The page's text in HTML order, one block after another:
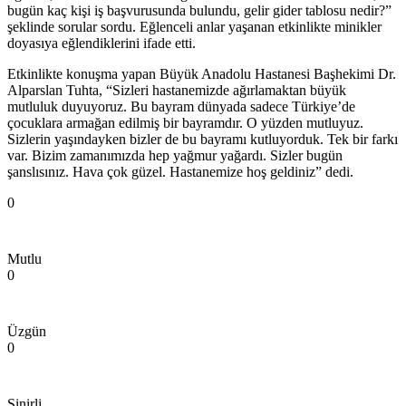
bugün kaç kişi iş başvurusunda bulundu, gelir gider tablosu nedir?”
şeklinde sorular sordu. Eğlenceli anlar yaşanan etkinlikte minikler
doyasıya eğlendiklerini ifade etti.
Etkinlikte konuşma yapan Büyük Anadolu Hastanesi Başhekimi Dr.
Alparslan Tuhta, “Sizleri hastanemizde ağırlamaktan büyük
mutluluk duyuyoruz. Bu bayram dünyada sadece Türkiye’de
çocuklara armağan edilmiş bir bayramdır. O yüzden mutluyuz.
Sizlerin yaşındayken bizler de bu bayramı kutluyorduk. Tek bir farkı
var. Bizim zamanımızda hep yağmur yağardı. Sizler bugün
şanslısınız. Hava çok güzel. Hastanemize hoş geldiniz” dedi.
0
Mutlu
0
Üzgün
0